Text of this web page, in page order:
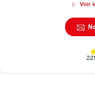
Voir
221